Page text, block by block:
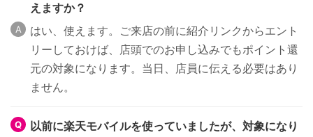
えますか？
はい、使えます。ご来店の前に紹介リンクからエント
リーしておけば、店頭でのお申し込みでもポイント還
元の対象になります。当日、店員に伝える必要はあり
ません。
以前に楽天モバイルを使っていましたが、対象になり